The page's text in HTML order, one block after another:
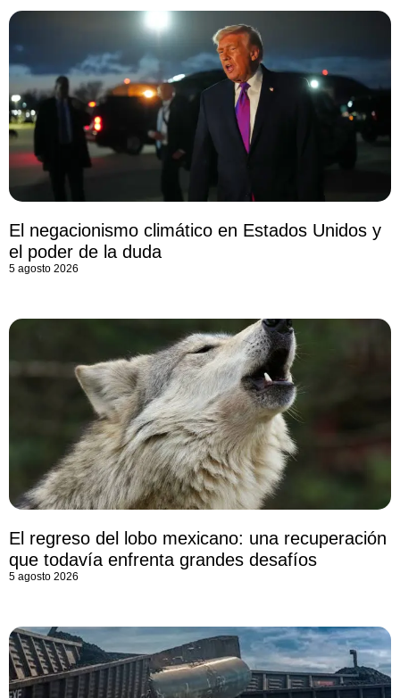
El negacionismo climático en Estados Unidos y
el poder de la duda
5 agosto 2026
El regreso del lobo mexicano: una recuperación
que todavía enfrenta grandes desafíos
5 agosto 2026